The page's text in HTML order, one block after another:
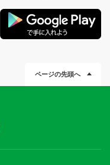
ページの先頭へ